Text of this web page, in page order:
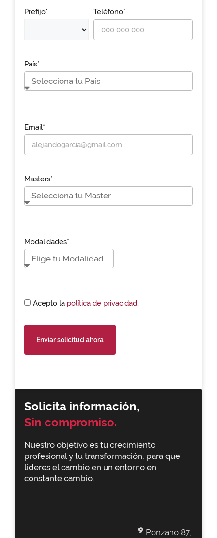
Solicita información,
Sin compromiso.
Nuestro objetivo es tu crecimiento
profesional y tu transformación, para que
lideres el cambio en un entorno en
constante cambio.
Ponzano 87,
Prefijo* Teléfono*
País*
Email*
Masters*
Modalidades*
Acepto la política de privacidad.
Enviar solicitud ahora